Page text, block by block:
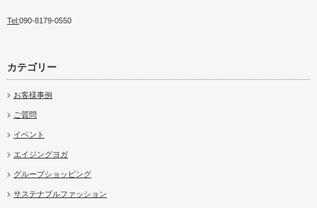
Tel:090-8179-0550
カテゴリー
お客様事例
ご質問
イベント
エイジングヨガ
グループショッピング
サステナブルファッション